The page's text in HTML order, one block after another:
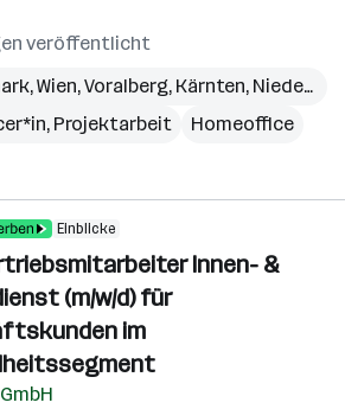
veröffentlicht
,Wien,Voralberg, Kärnten, Niederösterreich
Projektarbeit
Homeoffice
Einblicke
Innen- &
(m/w/d) für
im